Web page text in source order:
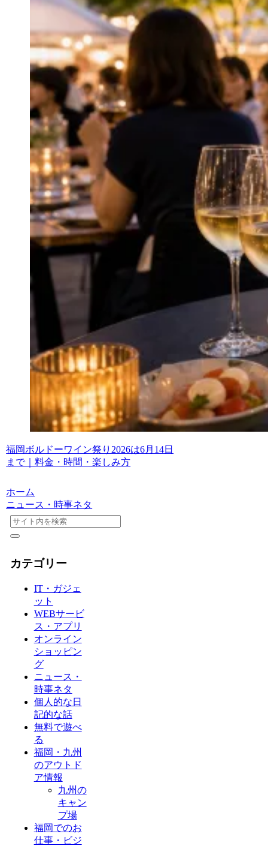
福岡ボルドーワイン祭り2026は6月14日
まで｜料金・時間・楽しみ方
ホーム
ニュース・時事ネタ
カテゴリー
IT・ガジェ
ット
WEBサービ
ス・アプリ
オンライン
ショッピン
グ
ニュース・
時事ネタ
個人的な日
記的な話
無料で遊べ
る
福岡・九州
のアウトド
ア情報
九州の
キャン
プ場
福岡でのお
仕事・ビジ